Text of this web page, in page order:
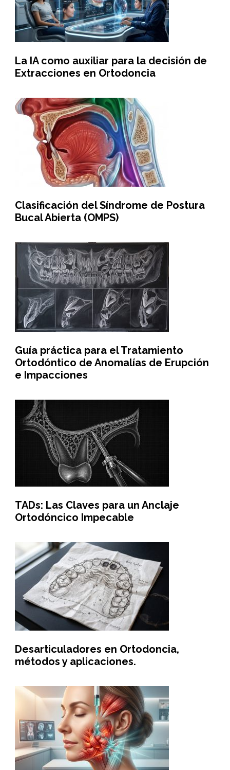
La IA como auxiliar para la decisión de
Extracciones en Ortodoncia
Clasificación del Síndrome de Postura
Bucal Abierta (OMPS)
Guía práctica para el Tratamiento
Ortodóntico de Anomalías de Erupción
e Impacciones
TADs: Las Claves para un Anclaje
Ortodóncico Impecable
Desarticuladores en Ortodoncia,
métodos y aplicaciones.